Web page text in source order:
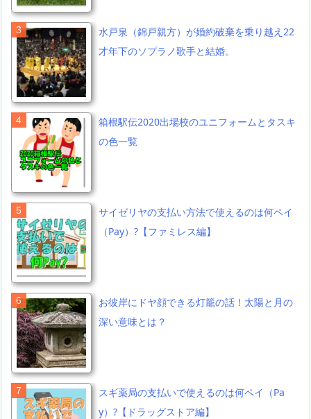
水戸泉（錦戸親方）が婚約破棄を乗り越え22
才年下のソプラノ歌手と結婚。
箱根駅伝2020出場校のユニフォームとタスキ
の色一覧
サイゼリヤの支払い方法で使えるのは何ペイ
（Pay）?【ファミレス編】
お彼岸にドヤ顔できる灯籠の話！太陽と月の
深い意味とは？
スギ薬局の支払いで使えるのは何ペイ（Pa
y）?【ドラッグストア編】